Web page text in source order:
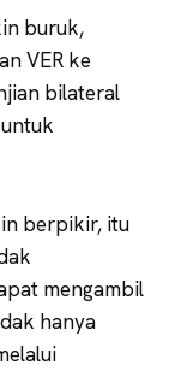
buruk,
VER ke
bilateral
berpikir, itu
mengambil
hanya